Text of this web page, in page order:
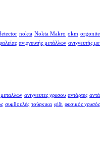
nokta Nokta Makro okm
ανιχνευτής μετάλλων ανιχνευτής
μεταλλων ανιχνευτες χρυσου αντάρτες
συμβουλές τούρκικα φίδι φυσικός χρυσός